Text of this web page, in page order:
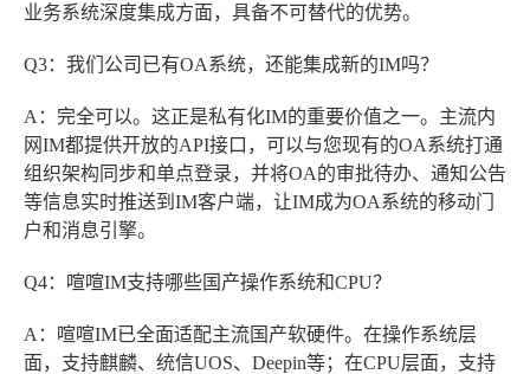
业务系统深度集成方面，具备不可替代的优势。
Q3：我们公司已有OA系统，还能集成新的IM吗？
A：完全可以。这正是私有化IM的重要价值之一。主流内
网IM都提供开放的API接口，可以与您现有的OA系统打通
组织架构同步和单点登录，并将OA的审批待办、通知公告
等信息实时推送到IM客户端，让IM成为OA系统的移动门
户和消息引擎。
Q4：喧喧IM支持哪些国产操作系统和CPU？
A：喧喧IM已全面适配主流国产软硬件。在操作系统层
面，支持麒麟、统信UOS、Deepin等；在CPU层面，支持